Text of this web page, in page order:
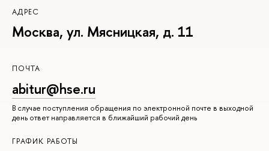
АДРЕС
Москва, ул. Мясницкая, д. 11
ПОЧТА
abitur@hse.ru
В случае поступления обращения по электронной почте в выходной
день ответ направляется в ближайший рабочий день
ГРАФИК РАБОТЫ